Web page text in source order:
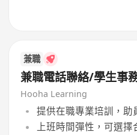
兼職
兼職電話聯絡/學生事
Hooha Learning
提供在職專業培訓，助
上班時間彈性，可選擇